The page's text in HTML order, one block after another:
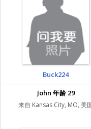
Buck224
John 年龄 29
来自 Kansas City, MO, 美